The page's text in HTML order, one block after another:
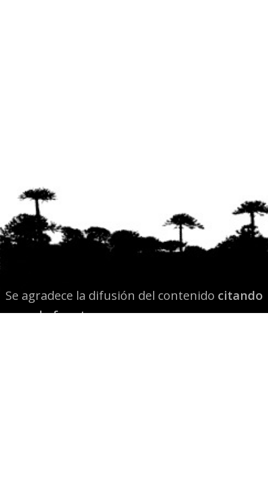
Se agradece la difusión del contenido citando
la fuente www.mapuexpress.org